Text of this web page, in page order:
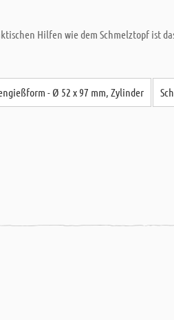
Hilfen wie dem Schmelztopf ist
- Ø 52 x 97 mm, Zylinder